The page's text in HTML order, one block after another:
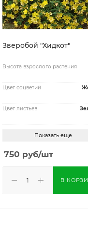
Зверобой "Хидкот"
Высота взрослого растения
Цвет соцветий
Цвет листьев
Показать еще
750 руб/шт
В